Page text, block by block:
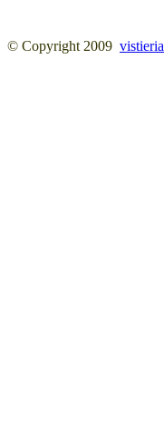
© Copyright 2009